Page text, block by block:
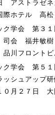
日 アストラゼ
ホテル 高松
ク学会 第３１
司会 福井敏樹
品川フロント
ク学会 第５１
ッシュアップ
０月２７日